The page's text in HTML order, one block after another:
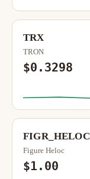
TRX
TRON
$0.3298
FIGR_HELOC
Figure Heloc
$1.00